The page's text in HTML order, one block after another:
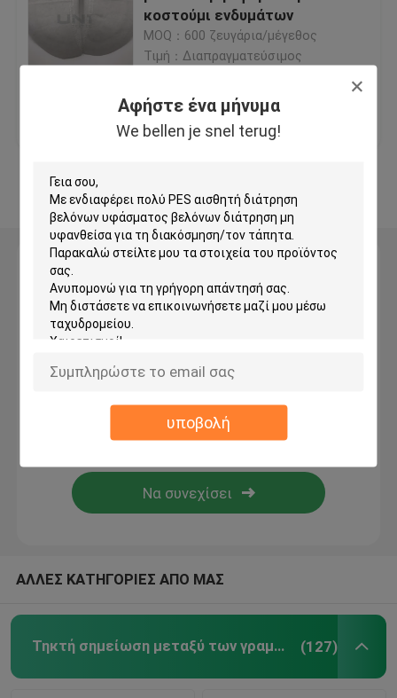
Αφήστε ένα μήνυμα
We bellen je snel terug!
υποβολή
υφαμένη σημείωση μεταξύ των γραμμών του
μη υφαμένη σημείωση μεταξύ των γραμμών του
Σημείωση μεταξύ των γραμμών του κειμένου
Σημείωση μεταξύ των γραμμών του κειμένου τρίχας
Σημειώνοντας μεταξύ των γραμμών του κειμένου
Υποστηρίζοντας ύφασμα κεντητικής
Μη υφαμένο ύφασμα
PP spunbond μη υφασμένα υφάσματα
κοστούμι ενδυμάτων
MOQ：600 ζευγάρια/μέγεθος
Τιμή：Διαπραγματεύσιμος
Καλύτερη τιμή επαφή
Δείτε περισσότερων
Αφήστε ένα μήνυμα
We bellen je snel terug!
ΑΛΛΕΣ ΚΑΤΗΓΟΡΙΕΣ ΑΠΟ ΜΑΣ
Τηκτή σημείωση μεταξύ των γραμμών του κειμένου (127)